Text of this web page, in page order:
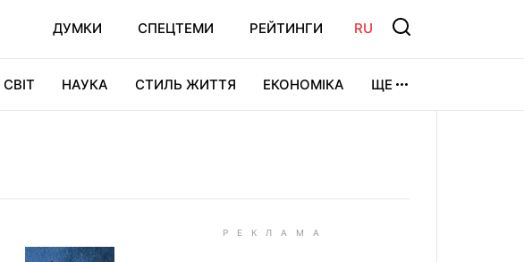
ДУМКИ СПЕЦТЕМИ РЕЙТИНГИ RU
СВІТ НАУКА СТИЛЬ ЖИТТЯ ЕКОНОМІКА ЩЕ